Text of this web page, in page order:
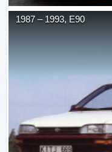
1987 – 1993, E90